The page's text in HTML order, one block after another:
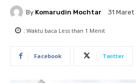
By Komarudin Mochtar 31 Maret
: Waktu baca Less than 1 Menit
Facebook Twitter